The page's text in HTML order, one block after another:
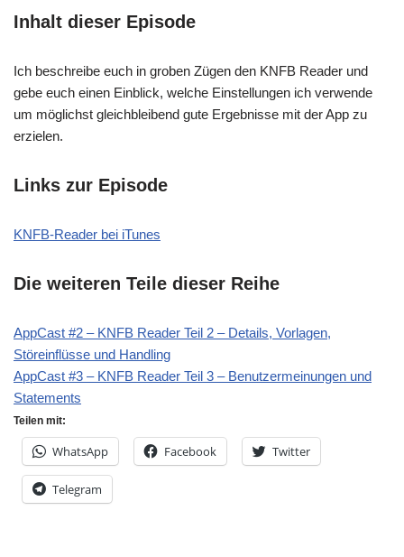
Inhalt dieser Episode
Ich beschreibe euch in groben Zügen den KNFB Reader und
gebe euch einen Einblick, welche Einstellungen ich verwende
um möglichst gleichbleibend gute Ergebnisse mit der App zu
erzielen.
Links zur Episode
KNFB-Reader bei iTunes
Die weiteren Teile dieser Reihe
AppCast #2 – KNFB Reader Teil 2 – Details, Vorlagen,
Störeinflüsse und Handling
AppCast #3 – KNFB Reader Teil 3 – Benutzermeinungen und
Statements
Teilen mit:
WhatsApp Facebook Twitter
Telegram